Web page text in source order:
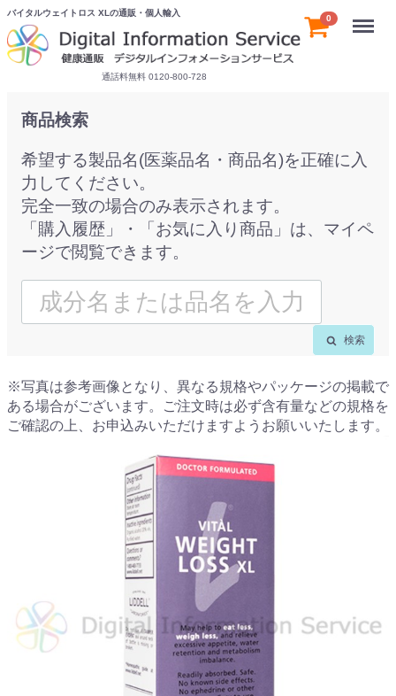
バイタルウェイトロス XLの通販・個人輸入
通話料無料 0120-800-728
0 Menu
商品検索
希望する製品名(医薬品名・商品名)を正確に入
力してください。
完全一致の場合のみ表示されます。
「購入履歴」・「お気に入り商品」は、マイペ
ージで閲覧できます。
検索
※写真は参考画像となり、異なる規格やパッケージの掲載で
ある場合がございます。ご注文時は必ず含有量などの規格を
ご確認の上、お申込みいただけますようお願いいたします。